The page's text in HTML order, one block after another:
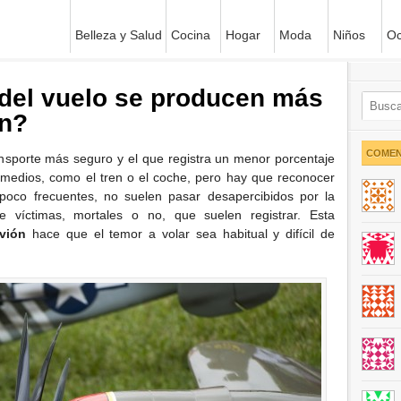
Belleza y Salud Cocina Hogar Moda Niños
vuelo se producen más
más seguro y el que registra un menor porcentaje
como el tren o el coche, pero hay que reconocer
frecuentes, no suelen pasar desapercibidos por la
víctimas, mortales o no, que suelen registrar. Esta
hace que el temor a volar sea habitual y difícil de